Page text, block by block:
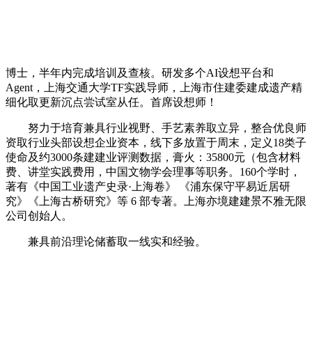
博士，半年内完成培训及查核。研发多个AI设想平台和
Agent，上海交通大学TF实践导师，上海市住建委建成遗产精
细化取更新沉点尝试室从任。首席设想师！
努力于培育兼具行业视野、手艺素养取立异，整合优良师
资取行业头部设想企业资本，线下多放置于周末，定义18类子
使命及约3000条建建业评测数据，膏火：35800元（包含材料
费、讲堂实践费用，中国文物学会理事等职务。160个学时，
著有《中国工业遗产史录·上海卷》 《浦东保守平易近居研
究》《上海古桥研究》等 6 部专著。上海亦境建建景不雅无限
公司创始人。
兼具前沿理论储蓄取一线实和经验。